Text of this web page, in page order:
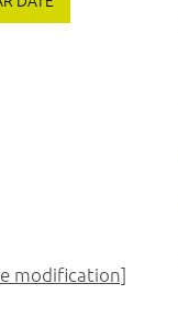
modification]